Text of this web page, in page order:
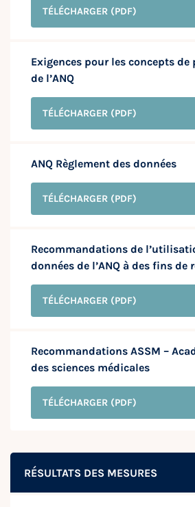
RÉSULTATS DES MESURES
TÉLÉCHARGER (PDF)
Exigences pour les concepts
de l’ANQ
TÉLÉCHARGER (PDF)
ANQ Règlement des données
TÉLÉCHARGER (PDF)
Recommandations de
données de l’ANQ à des fins de
TÉLÉCHARGER (PDF)
Recommandations ASSM –
des sciences médicales
TÉLÉCHARGER (PDF)